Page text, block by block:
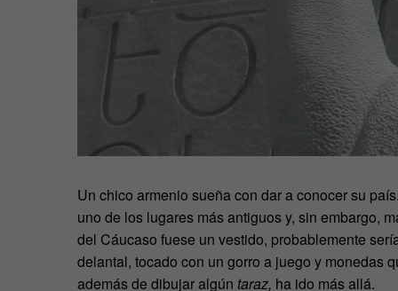
Un chico armenio sueña con dar a conocer su
uno de los lugares más antiguos y, sin embargo,
del Cáucaso fuese un vestido, probablemente
delantal, tocado con un gorro a juego y monedas
además de dibujar algún taraz, ha ido más allá.